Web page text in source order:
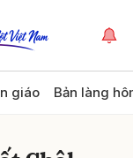
giáo Bản làng